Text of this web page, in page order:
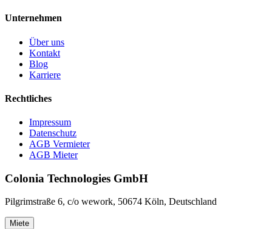
Unternehmen
Über uns
Kontakt
Blog
Karriere
Rechtliches
Impressum
Datenschutz
AGB Vermieter
AGB Mieter
Colonia Technologies GmbH
Pilgrimstraße 6, c/o wework, 50674 Köln, Deutschland
Miete